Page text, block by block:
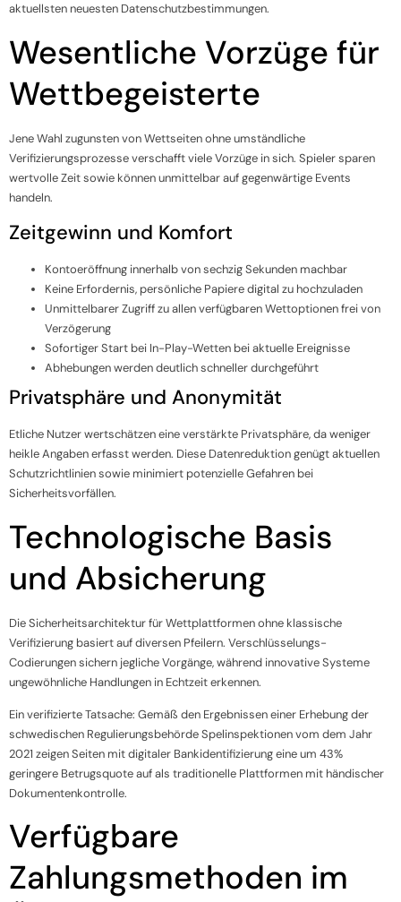
aktuellsten neuesten Datenschutzbestimmungen.
Wesentliche Vorzüge für
Wettbegeisterte
Jene Wahl zugunsten von Wettseiten ohne umständliche
Verifizierungsprozesse verschafft viele Vorzüge in sich. Spieler sparen
wertvolle Zeit sowie können unmittelbar auf gegenwärtige Events
handeln.
Zeitgewinn und Komfort
Kontoeröffnung innerhalb von sechzig Sekunden machbar
Keine Erfordernis, persönliche Papiere digital zu hochzuladen
Unmittelbarer Zugriff zu allen verfügbaren Wettoptionen frei von
Verzögerung
Sofortiger Start bei In-Play-Wetten bei aktuelle Ereignisse
Abhebungen werden deutlich schneller durchgeführt
Privatsphäre und Anonymität
Etliche Nutzer wertschätzen eine verstärkte Privatsphäre, da weniger
heikle Angaben erfasst werden. Diese Datenreduktion genügt aktuellen
Schutzrichtlinien sowie minimiert potenzielle Gefahren bei
Sicherheitsvorfällen.
Technologische Basis
und Absicherung
Die Sicherheitsarchitektur für Wettplattformen ohne klassische
Verifizierung basiert auf diversen Pfeilern. Verschlüsselungs-
Codierungen sichern jegliche Vorgänge, während innovative Systeme
ungewöhnliche Handlungen in Echtzeit erkennen.
Ein verifizierte Tatsache: Gemäß den Ergebnissen einer Erhebung der
schwedischen Regulierungsbehörde Spelinspektionen vom dem Jahr
2021 zeigen Seiten mit digitaler Bankidentifizierung eine um 43%
geringere Betrugsquote auf als traditionelle Plattformen mit händischer
Dokumentenkontrolle.
Verfügbare
Zahlungsmethoden im